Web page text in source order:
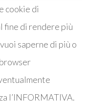
cookie di
fine di rendere più
saperne di più o
l’INFORMATIVA.